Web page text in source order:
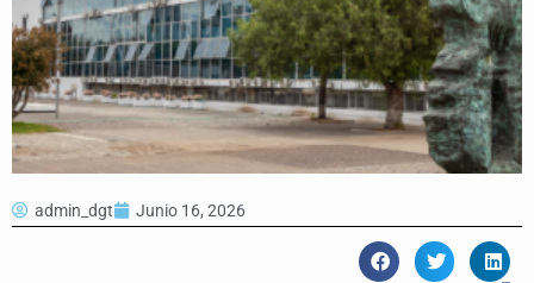
admin_dgt Junio 16, 2026